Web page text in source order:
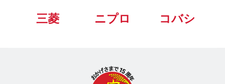
三菱
ニプロ コバシ